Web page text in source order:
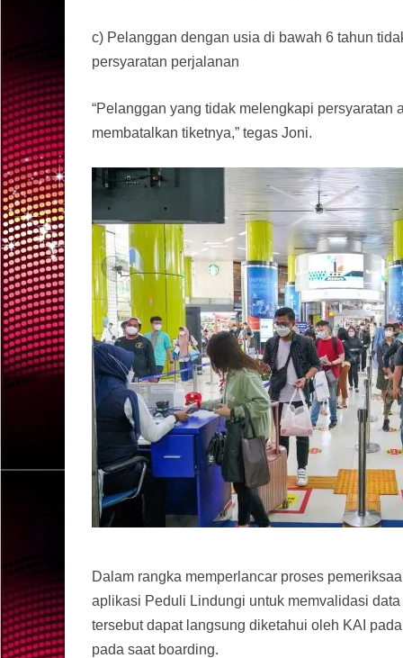
c) Pelanggan dengan usia di bawah 6 tahun
persyaratan perjalanan
“Pelanggan yang tidak melengkapi
membatalkan tiketnya,” tegas Joni.
Dalam rangka memperlancar proses
aplikasi Peduli Lindungi untuk memvalidasi
tersebut dapat langsung diketahui oleh KAI
pada saat boarding.